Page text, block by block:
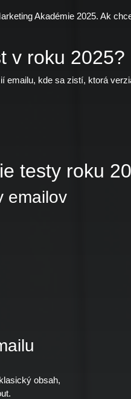
Akadémie 2025. Ak
v roku 2025?
emailu, kde sa zistí, ktorá
testy roku
emailov
obsah,